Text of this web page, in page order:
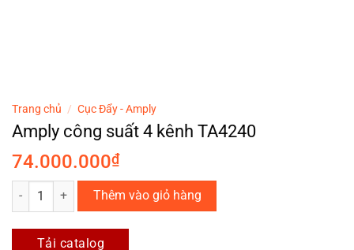
Trang chủ / Cục Đẩy - Amply
Amply công suất 4 kênh TA4240
74.000.000₫
Amply công suất 4 kênh TA4240 số lượng
Thêm vào giỏ hàng
Tải catalog